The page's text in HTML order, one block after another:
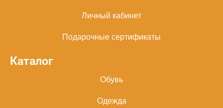
Личный кабинет
Подарочные сертификаты
Каталог
Обувь
Одежда